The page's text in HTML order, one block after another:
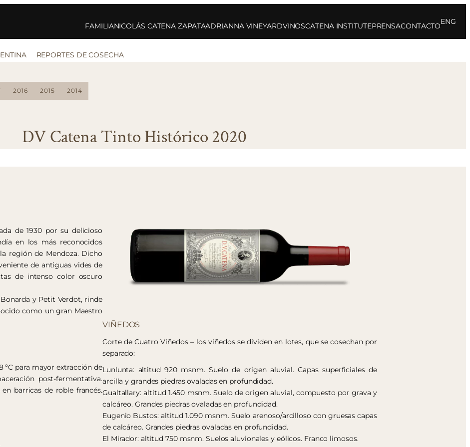
FAMILIANICOLÁS CATENA ZAPATAADRIANNA VINEYARDVINOSCATENA INSTITUTEPRENSACONTACTO
ENG
REPORTES DE COSECHA
2016 2015 2014
DV Catena Tinto Histórico 2020
de 1930 por su delicioso
en los más reconocidos
región de Mendoza. Dicho
de antiguas vides de
de intenso color oscuro
Bonarda y Petit Verdot, rinde
como un gran Maestro
para mayor extracción de
post-fermentativa.
en barricas de roble francés.
VIÑEDOS
Corte de Cuatro Viñedos – los viñedos se dividen en lotes, que se cosechan por
separado:
Lunlunta: altitud 920 msnm. Suelo de origen aluvial. Capas superficiales de
arcilla y grandes piedras ovaladas en profundidad.
Gualtallary: altitud 1.450 msnm. Suelo de origen aluvial, compuesto por grava y
calcáreo. Grandes piedras ovaladas en profundidad.
Eugenio Bustos: altitud 1.090 msnm. Suelo arenoso/arcilloso con gruesas capas
de calcáreo. Grandes piedras ovaladas en profundidad.
El Mirador: altitud 750 msnm. Suelos aluvionales y eólicos. Franco limosos.